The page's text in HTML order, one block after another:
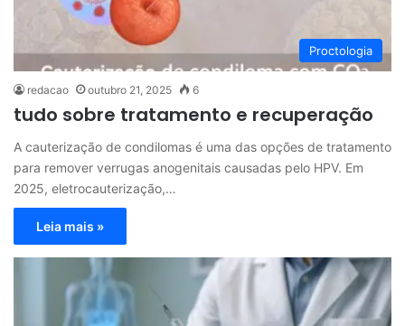
Proctologia
redacao outubro 21, 2025 6
tudo sobre tratamento e recuperação
A cauterização de condilomas é uma das opções de tratamento
para remover verrugas anogenitais causadas pelo HPV. Em
2025, eletrocauterização,…
Leia mais »